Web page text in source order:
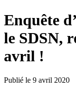
Enquête
le SDSN,
avril !
Publié le 9 avril 2020